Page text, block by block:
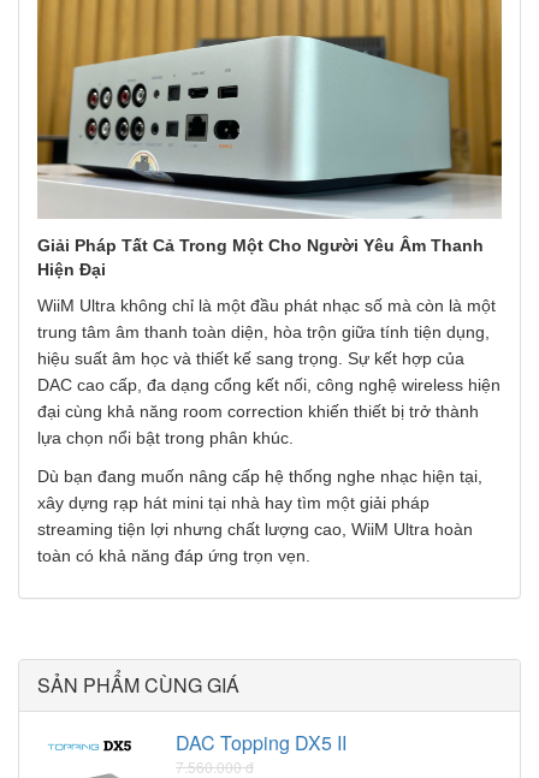
Giải Pháp Tất Cả Trong Một Cho Người Yêu Âm Thanh
Hiện Đại
WiiM Ultra không chỉ là một đầu phát nhạc số mà còn là một
trung tâm âm thanh toàn diện, hòa trộn giữa tính tiện dụng,
hiệu suất âm học và thiết kế sang trọng. Sự kết hợp của
DAC cao cấp, đa dạng cổng kết nối, công nghệ wireless hiện
đại cùng khả năng room correction khiến thiết bị trở thành
lựa chọn nổi bật trong phân khúc.
Dù bạn đang muốn nâng cấp hệ thống nghe nhạc hiện tại,
xây dựng rạp hát mini tại nhà hay tìm một giải pháp
streaming tiện lợi nhưng chất lượng cao, WiiM Ultra hoàn
toàn có khả năng đáp ứng trọn vẹn.
SẢN PHẨM CÙNG GIÁ
DAC Topping DX5 II
7.560.000 đ